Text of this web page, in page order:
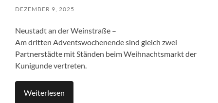
DEZEMBER 9, 2025
Neustadt an der Weinstraße –
Am dritten Adventswochenende sind gleich zwei
Partnerstädte mit Ständen beim Weihnachtsmarkt der
Kunigunde vertreten.
Weiterlesen